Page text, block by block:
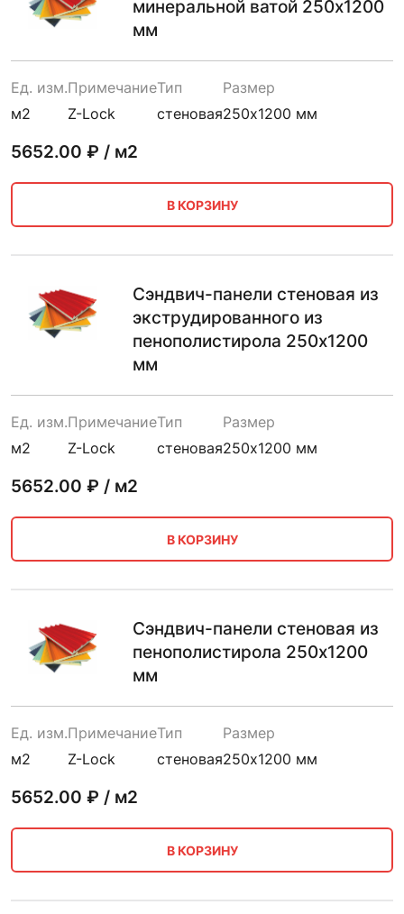
минеральной ватой 250х1200
мм
Ед. изм.
м2
Примечание
Z-Lock
Тип
стеновая
Размер
250х1200 мм
5652.00 ₽ / м2
В КОРЗИНУ
Сэндвич-панели стеновая из
экструдированного из
пенополистирола 250х1200
мм
Ед. изм.
м2
Примечание
Z-Lock
Тип
стеновая
Размер
250х1200 мм
5652.00 ₽ / м2
В КОРЗИНУ
Сэндвич-панели стеновая из
пенополистирола 250х1200
мм
Ед. изм.
м2
Примечание
Z-Lock
Тип
стеновая
Размер
250х1200 мм
5652.00 ₽ / м2
В КОРЗИНУ